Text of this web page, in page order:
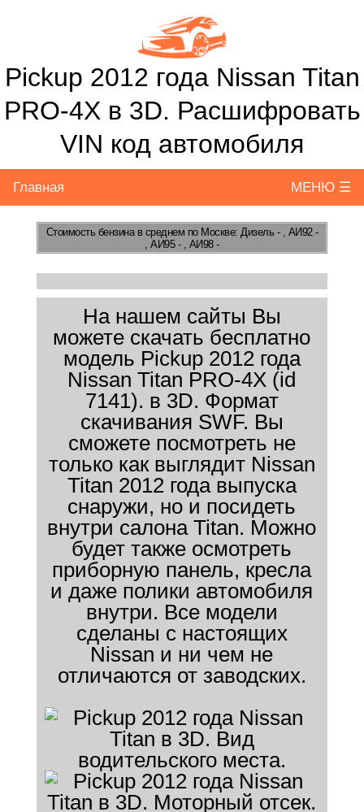
Pickup 2012 года Nissan Titan
PRO-4X в 3D. Расшифровать
VIN код автомобиля
Главная МЕНЮ ☰
Стоимость бензинав среднем по Москве: Дизель - , АИ92 -
, АИ95 - , АИ98 -
На нашем сайты Вы
можете скачать бесплатно
модель Pickup 2012 года
Nissan Titan PRO-4X (id
7141). в 3D. Формат
скачивания SWF. Вы
сможете посмотреть не
только как выглядит Nissan
Titan 2012 года выпуска
снаружи, но и посидеть
внутри салона Titan. Можно
будет также осмотреть
приборную панель, кресла
и даже полики автомобиля
внутри. Все модели
сделаны с настоящих
Nissan и ни чем не
отличаются от заводских.